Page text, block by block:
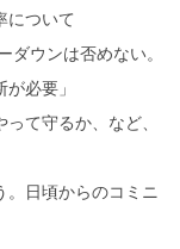
について
ダウンは否めない。
必要」
て守るか、など、
。日頃からのコミニ